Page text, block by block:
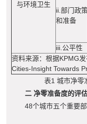
与环境卫生
ii.部门政
和准备
iii.公平性
资料来源：根据KPMG
Cities-Insight Towards
表1 城市净零
二 净零准备度的评
48个城市五个重要